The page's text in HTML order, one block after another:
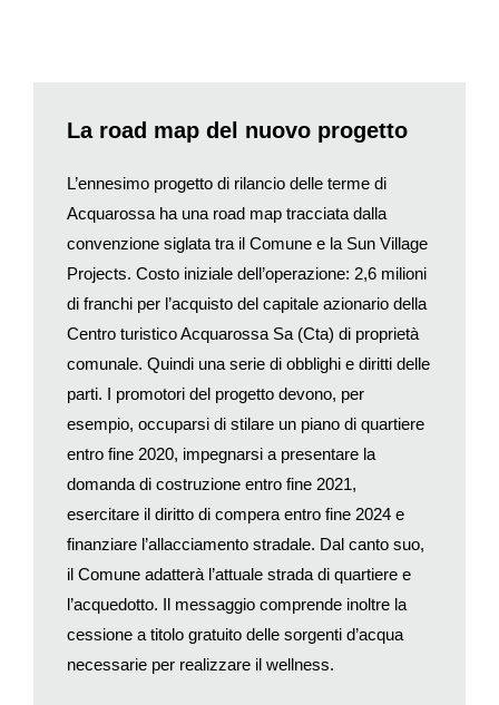
alberghiero-termale diffuso, non invasivo e a disposizione oltre
che dei turisti anche della popolazione per quanto riguarda le
attività commerciali, la ristorazione e l’utilizzo dell’area
d’amministrazione della Sun Village Projects. Niente a che
vedere, insomma, con i faraonici progetti alberghieri che anche
recentemente sono stati ipotizzati ad Acquarossa e poi
miseramente naufragati.
È una telenovela apparentemente senza fine quella delle
Terme di Acquarossa. Promotori e finanziatori pubblici o privati
si sono susseguiti in un canovaccio, quello della riapertura di
un centro turistico e curativo nel cuore della Valle di Blenio, che
con la chiusura dello stabilimento termale realizzato nel 1882
nel territorio di Lottigna (ora frazione di Acquarossa), alle
pendici del Monte Simano.
Ancora oggi, provenendo dalla bassa valle e attraversando il
fiume Brenno a Comprovasco, non si può fare a meno di
ammirare la palazzina liberty dell’Hotel Terme circondata da un
parco di 30’000 mq. In mezzo ad una fitta vegetazione che
sembra proteggerlo dagli sguardi degli estranei, però, si staglia
La road map del nuovo progetto
L’ennesimo progetto di rilancio delle terme di
Acquarossa ha una road map tracciata dalla
convenzione siglata tra il Comune e la Sun Village
Projects. Costo iniziale dell’operazione: 2,6 milioni
di franchi per l’acquisto del capitale azionario della
Centro turistico Acquarossa Sa (Cta) di proprietà
comunale. Quindi una serie di obblighi e diritti delle
parti. I promotori del progetto devono, per
esempio, occuparsi di stilare un piano di quartiere
entro fine 2020, impegnarsi a presentare la
domanda di costruzione entro fine 2021,
esercitare il diritto di compera entro fine 2024 e
finanziare l’allacciamento stradale. Dal canto suo,
il Comune adatterà l’attuale strada di quartiere e
l’acquedotto. Il messaggio comprende inoltre la
cessione a titolo gratuito delle sorgenti d’acqua
necessarie per realizzare il wellness.